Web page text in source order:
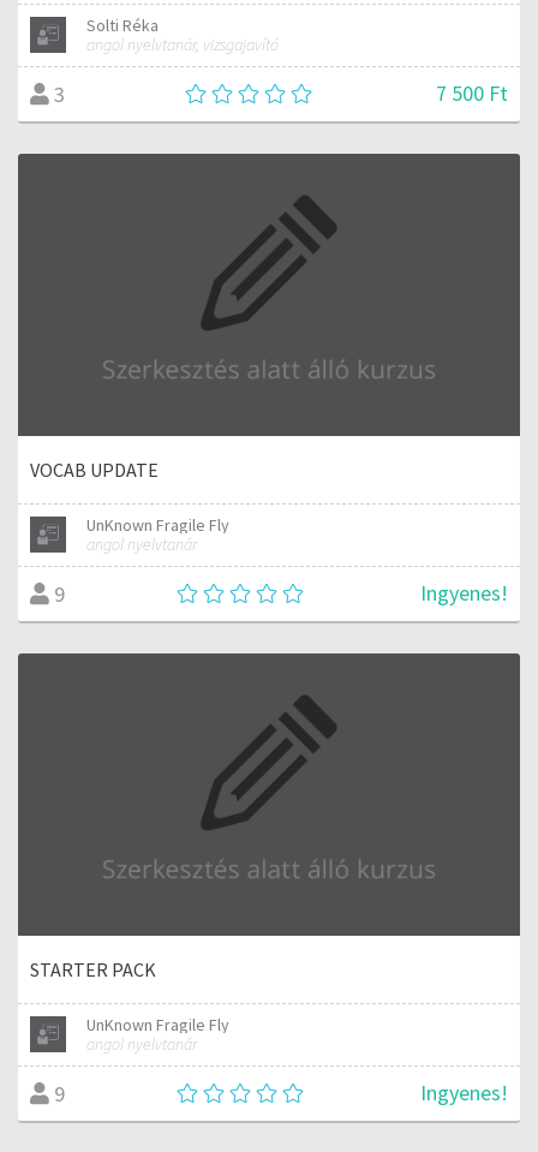
Solti Réka
angol nyelvtanár, vizsgajavító
3 7 500 Ft
VOCAB UPDATE
UnKnown Fragile Fly
angol nyelvtanár
9 Ingyenes!
STARTER PACK
UnKnown Fragile Fly
angol nyelvtanár
9 Ingyenes!